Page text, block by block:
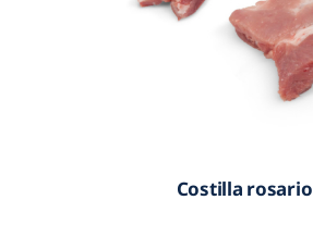
Costilla rosario